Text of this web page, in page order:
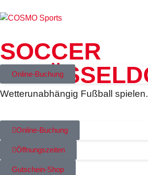
Online-Buchung
SOCCER
IN
Wetterunabhängig Fußball spielen.
Online-Buchung
Öffnungszeiten
Gutschein-Shop